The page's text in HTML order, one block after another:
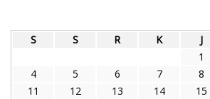
S
S R K J
1
4
5 6 7 8
11
12 13 14 15